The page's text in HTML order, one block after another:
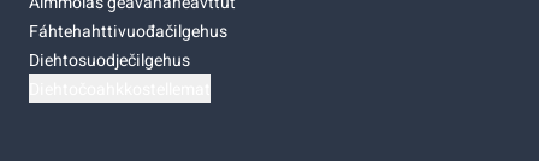
Fáhtehahttivuođačilgehus
Diehtosuodječilgehus